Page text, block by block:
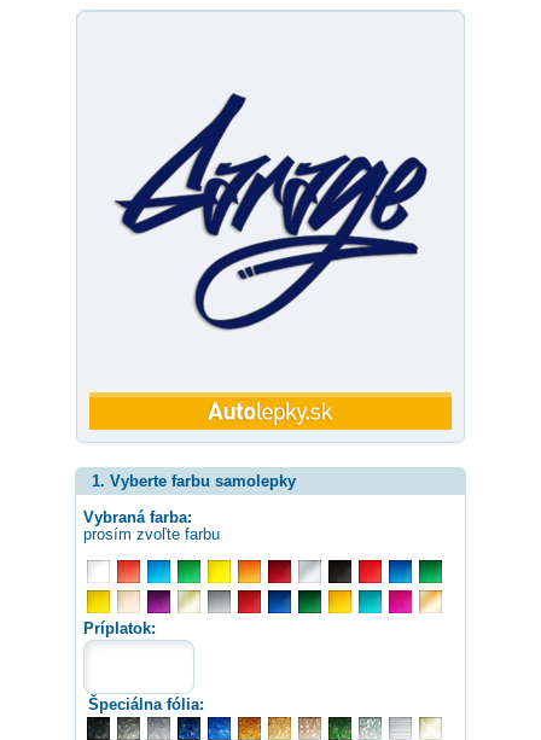
1. Vyberte farbu samolepky
Vybraná farba:
prosím zvoľte farbu
Príplatok:
Špeciálna fólia: